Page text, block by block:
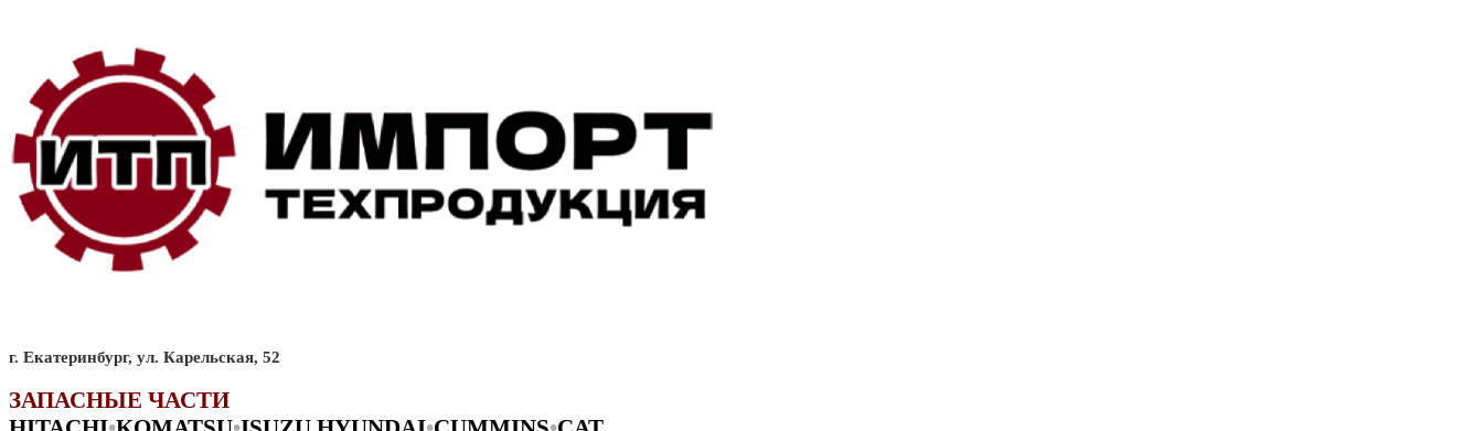
г. Екатеринбург, ул. Карельская, 52
ЗАПАСНЫЕ ЧАСТИ